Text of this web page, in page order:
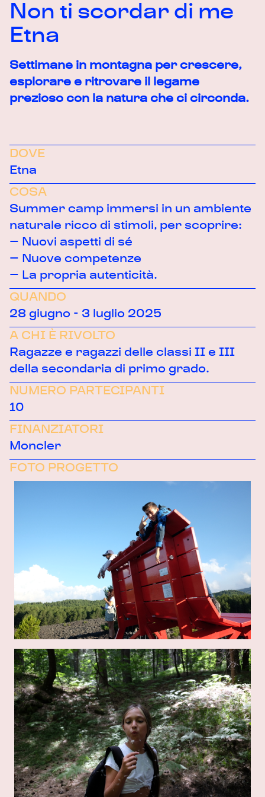
Non ti scordar di me
Etna
Settimane in montagna per crescere,
esplorare e ritrovare il legame
prezioso con la natura che ci circonda.
DOVE
Etna
COSA
Summer camp immersi in un ambiente
naturale ricco di stimoli, per scoprire:
– Nuovi aspetti di sé
– Nuove competenze
– La propria autenticità.
QUANDO
28 giugno - 3 luglio 2025
A CHI È RIVOLTO
Ragazze e ragazzi delle classi II e III
della secondaria di primo grado.
NUMERO PARTECIPANTI
10
FINANZIATORI
Moncler
FOTO PROGETTO